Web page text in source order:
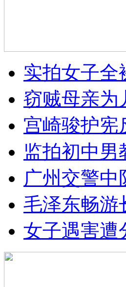
实拍女子全
窃贼母亲为
宫崎骏护宪
监拍初中
广州交警
毛泽东畅游
女子遇害遭